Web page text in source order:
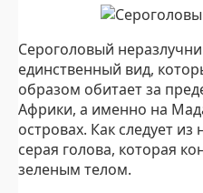
Сероголовый
единственный вид,
образом обитает за
Африки, а именно на
островах. Как следует из
серая голова, которая
зеленым телом.